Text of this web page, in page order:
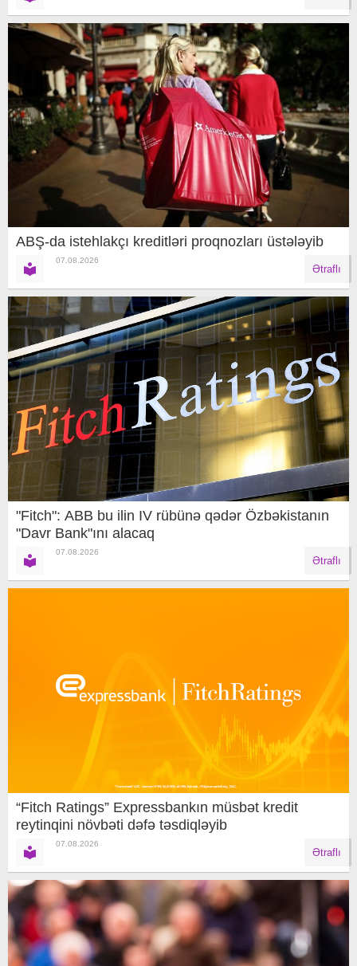
ABŞ-da istehlakçı kreditləri proqnozları üstələyib
07.08.2026
Ətraflı
"Fitch": ABB bu ilin IV rübünə qədər Özbəkistanın
"Davr Bank"ını alacaq
07.08.2026
Ətraflı
“Fitch Ratings” Expressbankın müsbət kredit
reytinqini növbəti dəfə təsdiqləyib
07.08.2026
Ətraflı